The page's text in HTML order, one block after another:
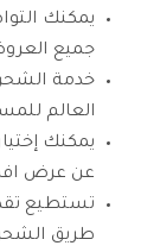
يمكنك
جميع
خدمة الشحن
العالم
يمكنك
عن عرض
تستطيع
طريق